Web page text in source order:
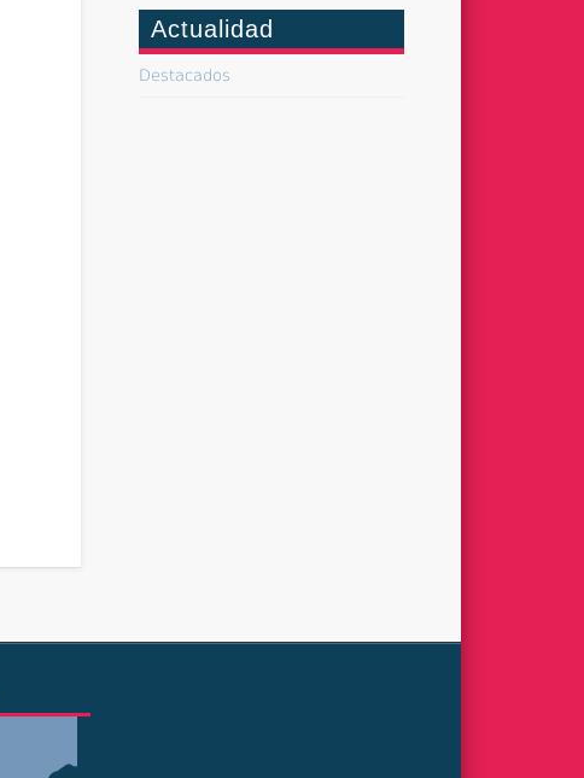
Actualidad
Destacados